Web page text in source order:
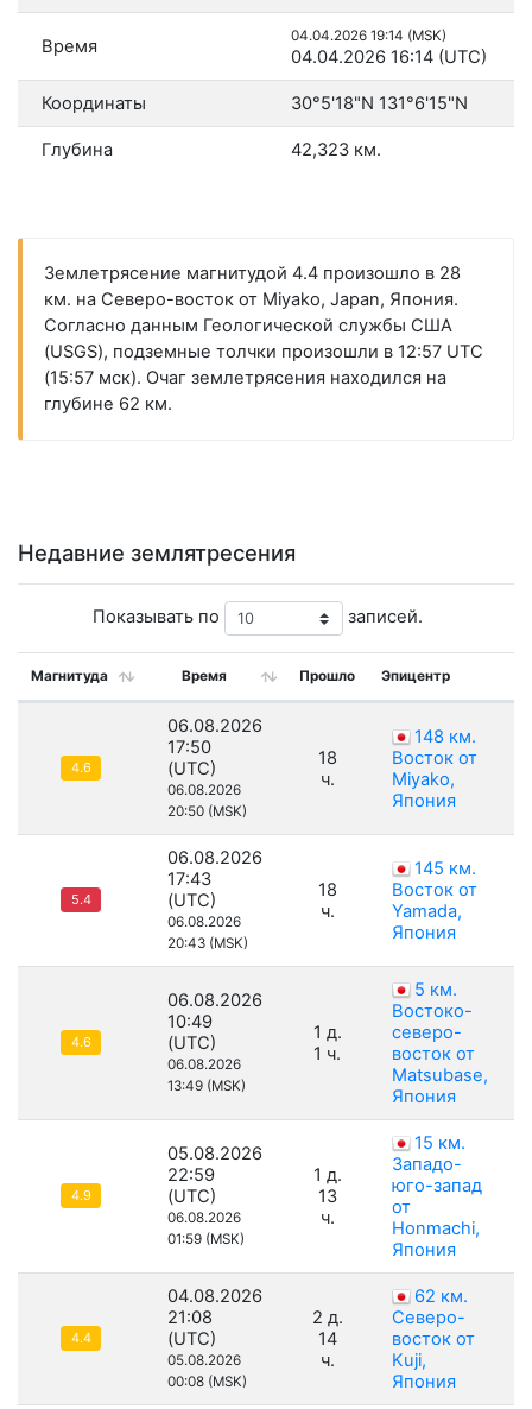
Время 04.04.2026 19:14 (MSK)
04.04.2026 16:14 (UTC)
Координаты 30°5'18"N 131°6'15"N
Глубина 42,323 км.
Землетрясение магнитудой 4.4 произошло в 28
км. на Северо-восток от Miyako, Japan, Япония.
Согласно данным Геологической службы США
(USGS), подземные толчки произошли в 12:57 UTC
(15:57 мск). Очаг землетрясения находился на
глубине 62 км.
Недавние землятресения
Показывать по записей.
Магнитуда Время Прошло Эпицентр
4.6
06.08.2026
17:50
(UTC)
06.08.2026
20:50 (MSK)
18
ч.
148 км.
Восток от
Miyako,
Япония
5.4
06.08.2026
17:43
(UTC)
06.08.2026
20:43 (MSK)
18
ч.
145 км.
Восток от
Yamada,
Япония
4.6
06.08.2026
10:49
(UTC)
06.08.2026
13:49 (MSK)
1 д.
1 ч.
5 км.
Востоко-
северо-
восток от
Matsubase,
Япония
4.9
05.08.2026
22:59
(UTC)
06.08.2026
01:59 (MSK)
1 д.
13
ч.
15 км.
Западо-
юго-запад
от
Honmachi,
Япония
4.4
04.08.2026
21:08
(UTC)
05.08.2026
00:08 (MSK)
2 д.
14
ч.
62 км.
Северо-
восток от
Kuji,
Япония